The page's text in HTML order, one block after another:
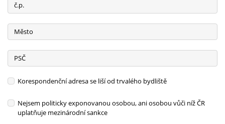
č.p.
Město
PSČ
Korespondenční adresa se liší od trvalého bydliště
Nejsem politicky exponovanou osobou, ani osobou vůči níž ČR
uplatňuje mezinárodní sankce